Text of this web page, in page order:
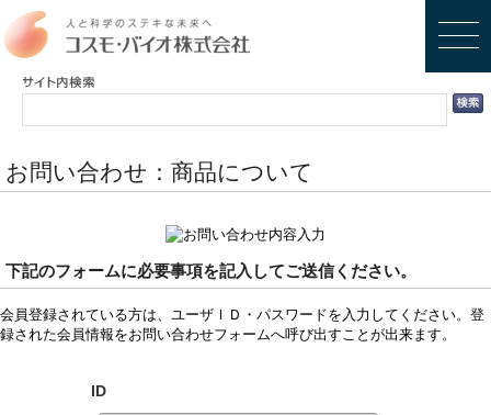
お問い合わせ：商品について
下記のフォームに必要事項を記入してご送信ください。
会員登録されている方は、ユーザＩＤ・パスワードを入力してください。登
録された会員情報をお問い合わせフォームへ呼び出すことが出来ます。
ID